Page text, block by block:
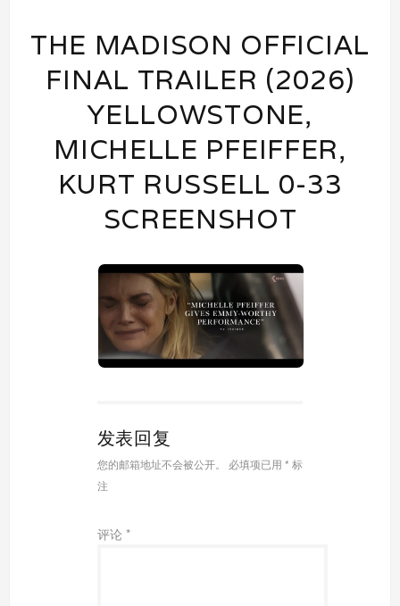
THE MADISON OFFICIAL
FINAL TRAILER (2026)
YELLOWSTONE,
MICHELLE PFEIFFER,
KURT RUSSELL 0-33
SCREENSHOT
发表回复
您的邮箱地址不会被公开。 必填项已用 * 标
注
评论 *